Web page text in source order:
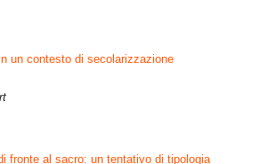
un contesto di secolarizzazione
fronte al sacro: un tentativo di tipologia